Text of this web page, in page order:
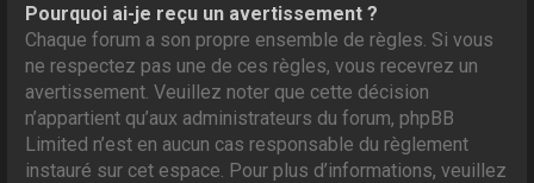
Pourquoi ai-je reçu un avertissement ?
Chaque forum a son propre ensemble de règles. Si vous
ne respectez pas une de ces règles, vous recevrez un
avertissement. Veuillez noter que cette décision
n’appartient qu’aux administrateurs du forum, phpBB
Limited n’est en aucun cas responsable du règlement
instauré sur cet espace. Pour plus d’informations, veuillez